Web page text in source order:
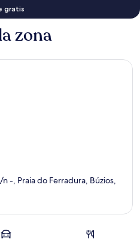
gratis
zona
-, Praia do Ferradura, Búzios,